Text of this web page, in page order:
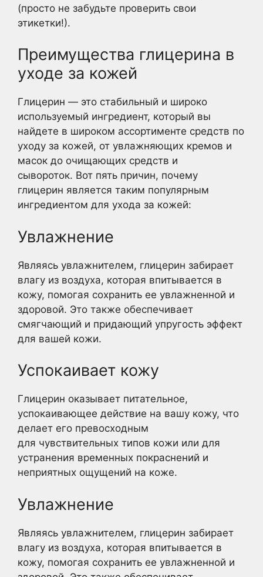
(просто не забудьте проверить свои
этикетки!).
Преимущества глицерина в
уходе за кожей
Глицерин — это стабильный и широко
используемый ингредиент, который вы
найдете в широком ассортименте средств по
уходу за кожей, от увлажняющих кремов и
масок до очищающих средств и
сывороток. Вот пять причин, почему
глицерин является таким популярным
ингредиентом для ухода за кожей:
Увлажнение
Являясь увлажнителем, глицерин забирает
влагу из воздуха, которая впитывается в
кожу, помогая сохранить ее увлажненной и
здоровой. Это также обеспечивает
смягчающий и придающий упругость эффект
для вашей кожи.
Успокаивает кожу
Глицерин оказывает питательное,
успокаивающее действие на вашу кожу, что
делает его превосходным
для чувствительных типов кожи или для
устранения временных покраснений и
неприятных ощущений на коже.
Увлажнение
Являясь увлажнителем, глицерин забирает
влагу из воздуха, которая впитывается в
кожу, помогая сохранить ее увлажненной и